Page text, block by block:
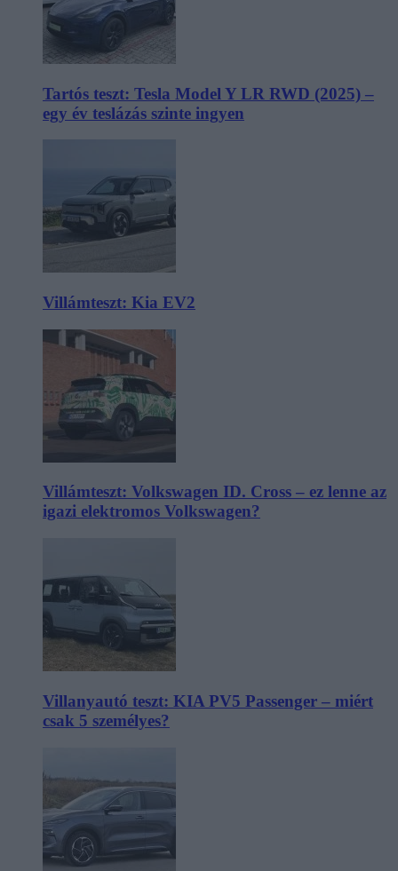
Tartós teszt: Tesla Model Y LR RWD (2025) –
egy év teslázás szinte ingyen
Villámteszt: Kia EV2
Villámteszt: Volkswagen ID. Cross – ez lenne az
igazi elektromos Volkswagen?
Villanyautó teszt: KIA PV5 Passenger – miért
csak 5 személyes?